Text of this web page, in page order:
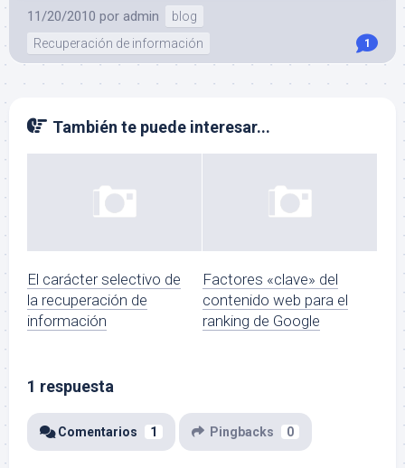
11/20/2010 por admin
blog
Recuperación de información
1
También te puede interesar...
El carácter selectivo de
la recuperación de
información
Factores «clave» del
contenido web para el
ranking de Google
1 respuesta
Comentarios 1 Pingbacks 0